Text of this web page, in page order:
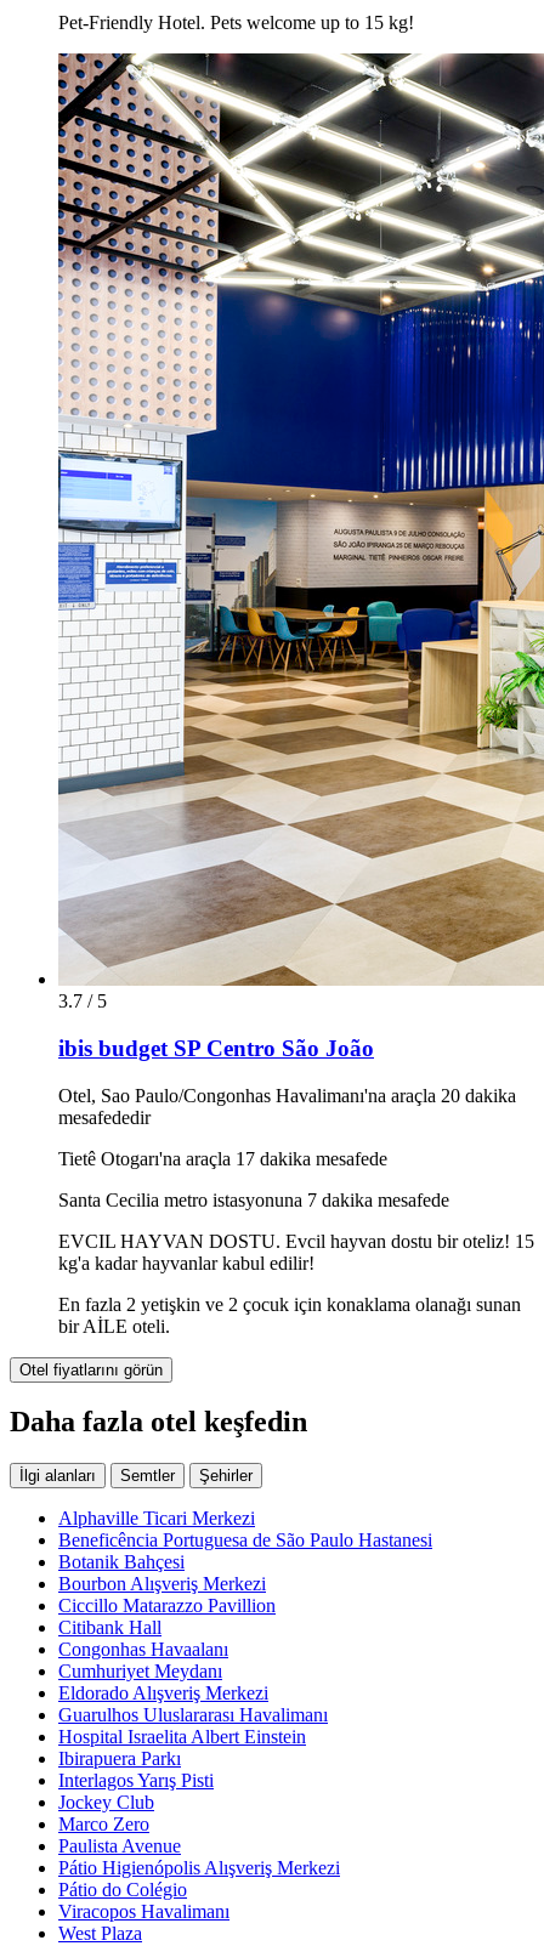
Pet-Friendly Hotel. Pets welcome up to 15 kg!
3.7 / 5
ibis budget SP Centro São João
Otel, Sao Paulo/Congonhas Havalimanı'na araçla 20 dakika
mesafededir
Tietê Otogarı'na araçla 17 dakika mesafede
Santa Cecilia metro istasyonuna 7 dakika mesafede
EVCIL HAYVAN DOSTU. Evcil hayvan dostu bir oteliz! 15
kg'a kadar hayvanlar kabul edilir!
En fazla 2 yetişkin ve 2 çocuk için konaklama olanağı sunan
bir AİLE oteli.
Otel fiyatlarını görün
Daha fazla otel keşfedin
İlgi alanları Semtler Şehirler
Alphaville Ticari Merkezi
Beneficência Portuguesa de São Paulo Hastanesi
Botanik Bahçesi
Bourbon Alışveriş Merkezi
Ciccillo Matarazzo Pavillion
Citibank Hall
Congonhas Havaalanı
Cumhuriyet Meydanı
Eldorado Alışveriş Merkezi
Guarulhos Uluslararası Havalimanı
Hospital Israelita Albert Einstein
Ibirapuera Parkı
Interlagos Yarış Pisti
Jockey Club
Marco Zero
Paulista Avenue
Pátio Higienópolis Alışveriş Merkezi
Pátio do Colégio
Viracopos Havalimanı
West Plaza